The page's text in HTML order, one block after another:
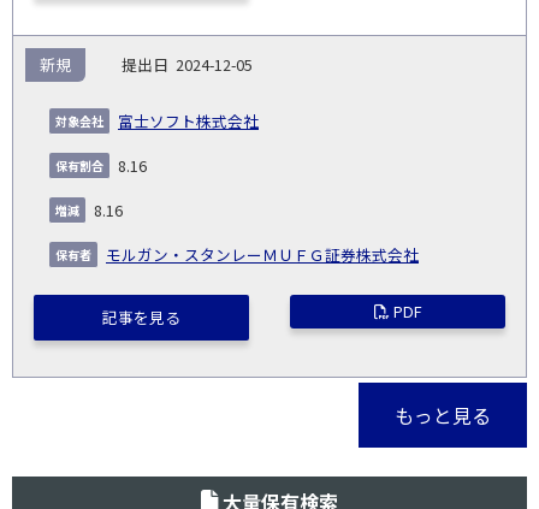
2024-12-05
富士ソフト株式会社
新規
8.16
8.16
モルガン・スタンレーＭＵＦＧ証券株式会社
記事を見る PDF
もっと見る
大量保有検索